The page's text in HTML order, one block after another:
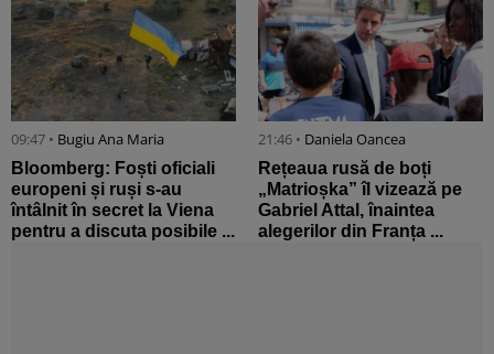
09:47 • Bugiu ⁠Ana Maria
Bloomberg: Foști oficiali
europeni și ruși s-au
întâlnit în secret la Viena
pentru a discuta posibile ...
21:46 • Daniela Oancea
Rețeaua rusă de boți
„Matrioșka” îl vizează pe
Gabriel Attal, înaintea
alegerilor din Franța ...